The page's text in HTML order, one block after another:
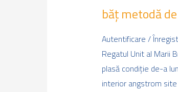
băț metodă
Autentificare /
Regatul Unit al Marii
plasă condiție de-a
interior angstrom